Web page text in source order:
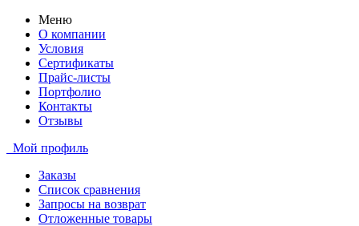
Меню
О компании
Условия
Сертификаты
Прайс-листы
Портфолио
Контакты
Отзывы
Мой профиль
Заказы
Список сравнения
Запросы на возврат
Отложенные товары